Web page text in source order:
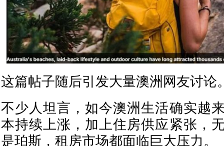
这篇帖子随后引发大量澳洲网友讨论
不少人坦言，如今澳洲生活确实越
本持续上涨，加上住房供应紧张，
是珀斯，租房市场都面临巨大压力。